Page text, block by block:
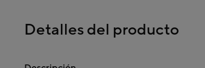
Detalles del producto